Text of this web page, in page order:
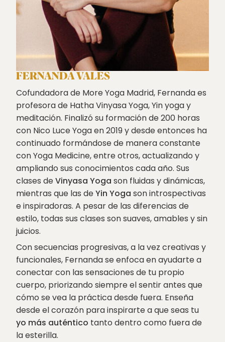
FERNANDA VALES
Cofundadora de More Yoga Madrid, Fernanda es
profesora de Hatha Vinyasa Yoga, Yin yoga y
meditación. Finalizó su formación de 200 horas
con Nico Luce Yoga en 2019 y desde entonces ha
continuado formándose de manera constante
con Yoga Medicine, entre otros, actualizando y
ampliando sus conocimientos cada año. Sus
clases deVinyasa Yoga son fluidas y dinámicas,
mientras que las deYin Yoga son introspectivas
e inspiradoras. A pesar de las diferencias de
estilo, todas sus clases son suaves, amables y sin
juicios.
Con secuencias progresivas, a la vez creativas y
funcionales, Fernanda se enfoca en ayudarte a
conectar con las sensaciones de tu propio
cuerpo, priorizando siempre el sentir antes que
cómo se vea la práctica desde fuera. Enseña
desde el corazón para inspirarte a que seas tu
yo más auténtico tanto dentro como fuera de
la esterilla.